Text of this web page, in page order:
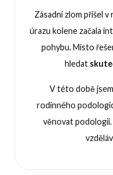
Zásadní zlom přišel v
úrazu kolene začala
pohybu. Místo
hledat
V této době
rodinného
věnovat podologii.